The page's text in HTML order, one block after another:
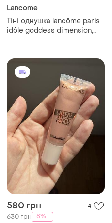
Lancome
Тіні однушка lancôme paris
idôle goddess dimension,
580 грн 4
630 грн -8%